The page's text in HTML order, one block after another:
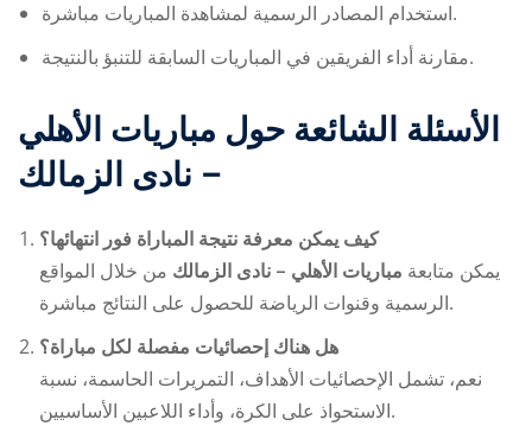
استخدام المصادر الرسمية لمشاهدة المباريات مباشرة.
مقارنة أداء الفريقين في المباريات السابقة للتنبؤ بالنتيجة.
الأسئلة الشائعة حول مباريات الأهلي
– نادى الزمالك
كيف يمكن معرفة نتيجة المباراة فور انتهائها؟
يمكن متابعة مباريات الأهلي – نادى الزمالك من خلال المواقع
الرسمية وقنوات الرياضة للحصول على النتائج مباشرة.
هل هناك إحصائيات مفصلة لكل مباراة؟
نعم، تشمل الإحصائيات الأهداف، التمريرات الحاسمة، نسبة
الاستحواذ على الكرة، وأداء اللاعبين الأساسيين.